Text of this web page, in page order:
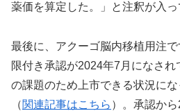
薬価を算定した。」と注釈が入っ
最後に、アクーゴ脳内移植用注
限付き承認が2024年7月になさ
の課題のため上市できる状況に
（関連記事はこちら ）。承認か